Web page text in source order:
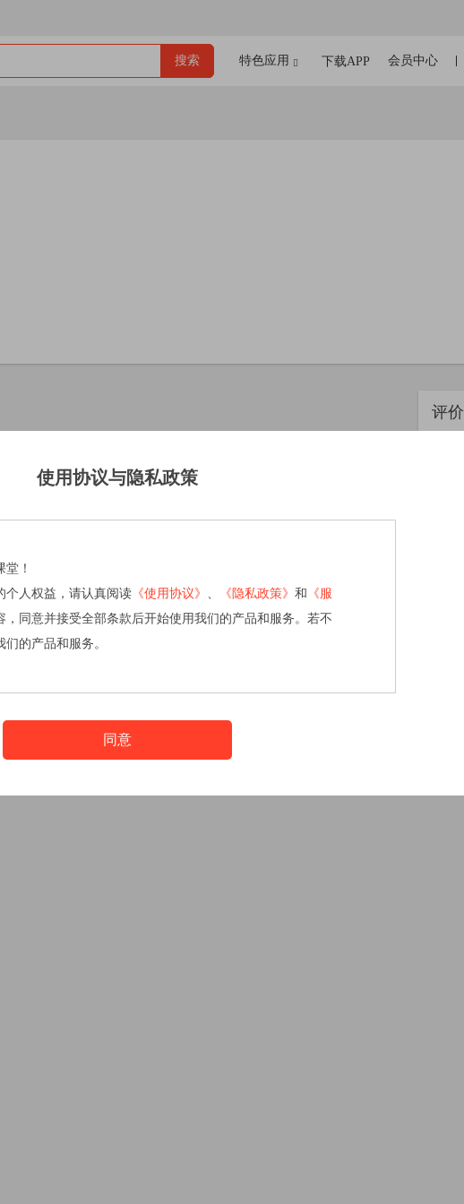
搜索 特色应用 下载APP 会员中心
评价
使用协议与隐私政策
！
个人权益，请认真阅读 《使用协议》 《隐私政策》 和 《服
，同意并接受全部条款后开始使用我们的产品和服务。若不
的产品和服务。
同意